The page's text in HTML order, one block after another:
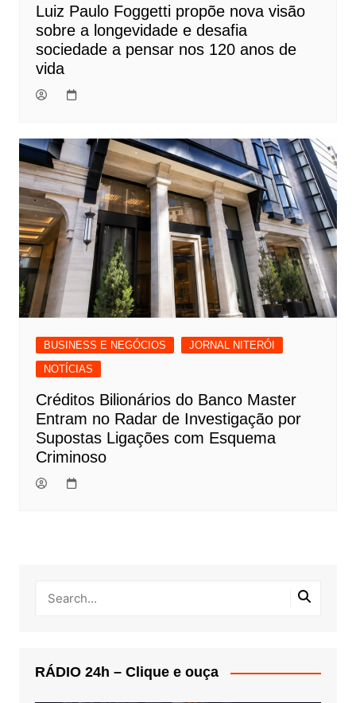
Luiz Paulo Foggetti propõe nova visão
sobre a longevidade e desafia
sociedade a pensar nos 120 anos de
vida
BUSINESS E NEGÓCIOS
JORNAL NITERÓI
NOTÍCIAS
Créditos Bilionários do Banco Master
Entram no Radar de Investigação por
Supostas Ligações com Esquema
Criminoso
RÁDIO 24h – Clique e ouça